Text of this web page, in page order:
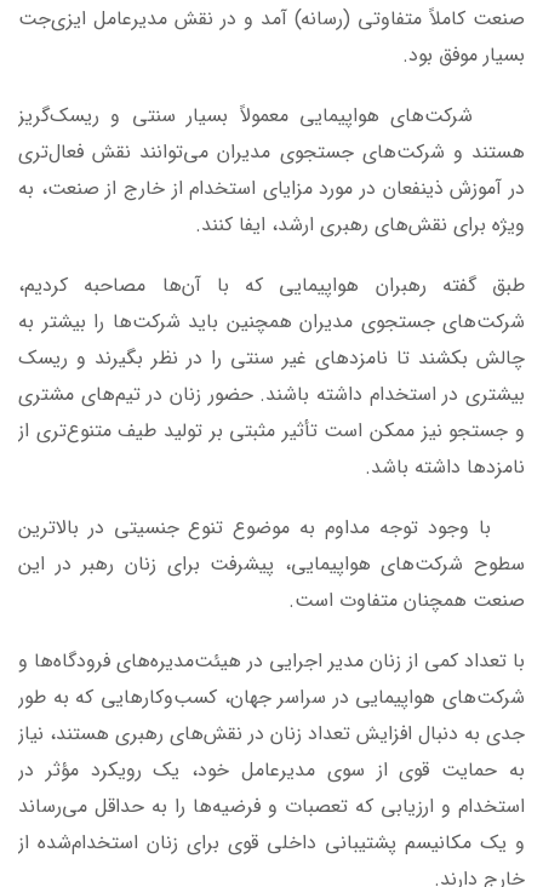
صنعت کاملاً متفاوتی (رسانه) آمد و در نقش مدیرعامل ایزی‌جت
بسیار موفق بود.
شرکت‌های هواپیمایی معمولاً بسیار سنتی و ریسک‌گریز
هستند و شرکت‌های جستجوی مدیران می‌توانند نقش فعال‌تری
در آموزش ذینفعان در مورد مزایای استخدام از خارج از صنعت، به
ویژه برای نقش‌های رهبری ارشد، ایفا کنند.
طبق گفته رهبران هواپیمایی که با آن‌ها مصاحبه کردیم،
شرکت‌های جستجوی مدیران همچنین باید شرکت‌ها را بیشتر به
چالش بکشند تا نامزدهای غیر سنتی را در نظر بگیرند و ریسک
بیشتری در استخدام داشته باشند. حضور زنان در تیم‌های مشتری
و جستجو نیز ممکن است تأثیر مثبتی بر تولید طیف متنوع‌تری از
نامزدها داشته باشد.
با وجود توجه مداوم به موضوع تنوع جنسیتی در بالاترین
سطوح شرکت‌های هواپیمایی، پیشرفت برای زنان رهبر در این
صنعت همچنان متفاوت است.
با تعداد کمی از زنان مدیر اجرایی در هیئت‌مدیره‌های فرودگاه‌ها و
شرکت‌های هواپیمایی در سراسر جهان، کسب‌وکارهایی که به طور
جدی به دنبال افزایش تعداد زنان در نقش‌های رهبری هستند، نیاز
به حمایت قوی از سوی مدیرعامل خود، یک رویکرد مؤثر در
استخدام و ارزیابی که تعصبات و فرضیه‌ها را به حداقل می‌رساند
و یک مکانیسم پشتیبانی داخلی قوی برای زنان استخدام‌شده از
خارج دارند.